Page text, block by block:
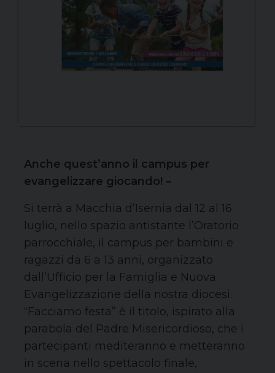
Anche quest’anno il campus per
evangelizzare giocando! –
Si terrà a Macchia d’Isernia dal 12 al 16
luglio, nello spazio antistante l’Oratorio
parrocchiale, il campus per bambini e
ragazzi da 6 a 13 anni, organizzato
dall’Ufficio per la Famiglia e Nuova
Evangelizzazione della nostra diocesi.
“Facciamo festa” è il titolo, ispirato alla
parabola del Padre Misericordioso, che i
partecipanti mediteranno e metteranno
in scena nello spettacolo finale,